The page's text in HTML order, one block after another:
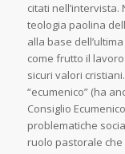
citati
teologia paolina
alla base
come frutto il
sicuri valori
“ecumenico” (ha
Consiglio
problematiche
ruolo pastorale